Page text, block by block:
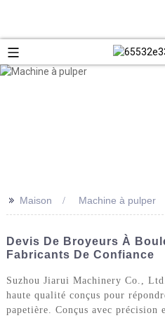
>> Maison Machine à pulper
Devis De Broyeurs À
Fabricants De Confiance
Suzhou Jiarui Machinery Co.,
haute qualité conçus pour
papetière. Conçus avec précision